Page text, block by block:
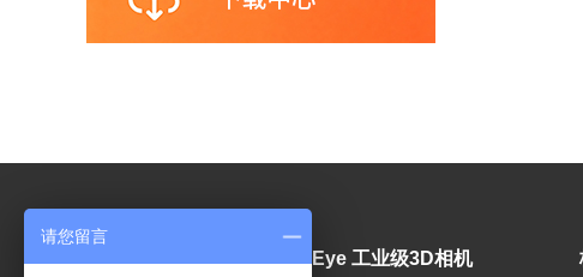
Mech-Eye 工业级3D相机
请您留言